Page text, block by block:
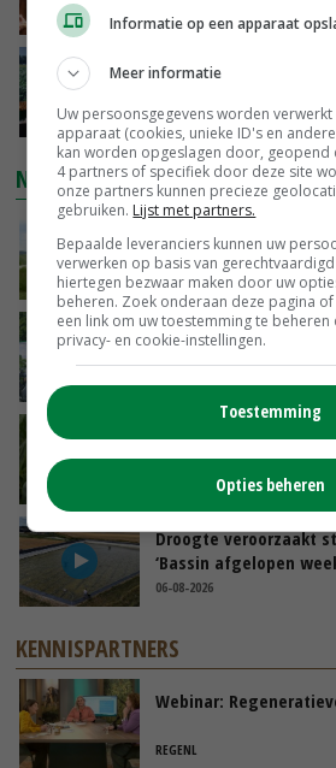
GISTEREN, 15:20
‘Cijfer jezelf niet weg
GISTEREN, 13:31
NIEUWSTE VIDEO'S
GISTEREN, 10:00
Oekraïne-vlogger Kees
de ambassade mag
07-08-2026
Limburgse mais van
goed
Droogte veroorzaakt
‘Bassin afgelopen
06-08-2026
KENNISPARTNERS
Webinar:
REGENL
Informatie op een apparaat
Meer informatie
Uw persoonsgegevens worden
apparaat (cookies, unieke ID's en
kan worden opgeslagen door,
4 partners of specifiek door deze site
onze partners kunnen precieze
gebruiken. Lijst met partners.
Bepaalde leveranciers kunnen uw
verwerken op basis van
hiertegen bezwaar maken door uw
beheren. Zoek onderaan deze pagina
een link om uw toestemming te beheren
privacy- en cookie-instellingen.
Toestemming
Opties beheren